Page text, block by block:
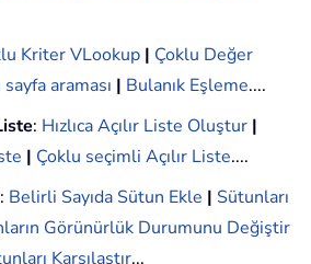
Kriter VLookup | Çoklu Değer
araması | Bulanık Eşleme....
: Hızlıca Açılır Liste Oluştur |
| Çoklu seçimli Açılır Liste....
: Belirli Sayıda Sütun Ekle | Sütunları
Görünürlük Durumunu Değiştir
Karşılaştır...